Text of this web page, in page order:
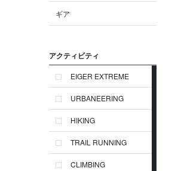
ギア
アクティビティ
EIGER EXTREME
URBANEERING
HIKING
TRAIL RUNNING
CLIMBING